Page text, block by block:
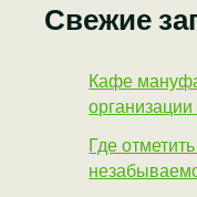
Свежие
Кафе
Где